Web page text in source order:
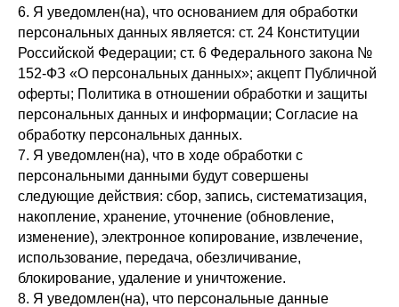
6. Я уведомлен(на), что основанием для обработки
персональных данных является: ст. 24 Конституции
Российской Федерации; ст. 6 Федерального закона №
152-ФЗ «О персональных данных»; акцепт Публичной
оферты; Политика в отношении обработки и защиты
персональных данных и информации; Согласие на
обработку персональных данных.
7. Я уведомлен(на), что в ходе обработки с
персональными данными будут совершены
следующие действия: сбор, запись, систематизация,
накопление, хранение, уточнение (обновление,
изменение), электронное копирование, извлечение,
использование, передача, обезличивание,
блокирование, удаление и уничтожение.
8. Я уведомлен(на), что персональные данные